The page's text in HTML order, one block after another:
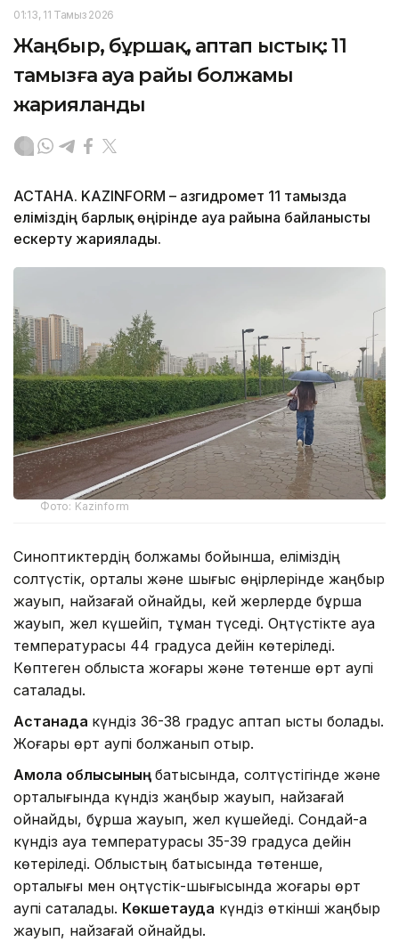
01:13, 11 Тамыз 2026
Жаңбыр, бұршақ, аптап ыстық: 11
тамызға ауа райы болжамы
жарияланды
АСТАНА. KAZINFORM – Қазгидромет 11 тамызда
еліміздің барлық өңірінде ауа райына байланысты
ескерту жариялады.
Фото: Kazinform
Синоптиктердің болжамы бойынша, еліміздің
солтүстік, орталық және шығыс өңірлерінде жаңбыр
жауып, найзағай ойнайды, кей жерлерде бұршақ
жауып, жел күшейіп, тұман түседі. Оңтүстікте ауа
температурасы 44 градусқа дейін көтеріледі.
Көптеген облыста жоғары және төтенше өрт қаупі
сақталады.
Астанада күндіз 36-38 градус аптап ыстық болады.
Жоғары өрт қаупі болжанып отыр.
Ақмола облысының батысында, солтүстігінде және
орталығында күндіз жаңбыр жауып, найзағай
ойнайды, бұршақ жауып, жел күшейеді. Сондай-ақ
күндіз ауа температурасы 35-39 градусқа дейін
көтеріледі. Облыстың батысында төтенше,
орталығы мен оңтүстік-шығысында жоғары өрт
қаупі сақталады. Көкшетауда күндіз өткінші жаңбыр
жауып, найзағай ойнайды.